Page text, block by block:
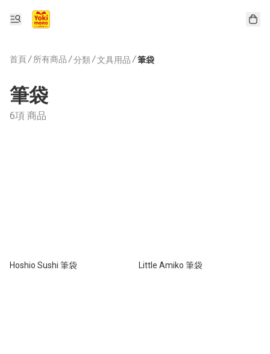
首頁/ 所有商品 /分類/文具用品 /筆袋
筆袋
6項 商品
Hoshio Sushi 筆袋 Little Amiko 筆袋